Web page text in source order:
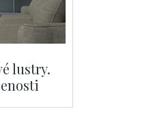
lustry.